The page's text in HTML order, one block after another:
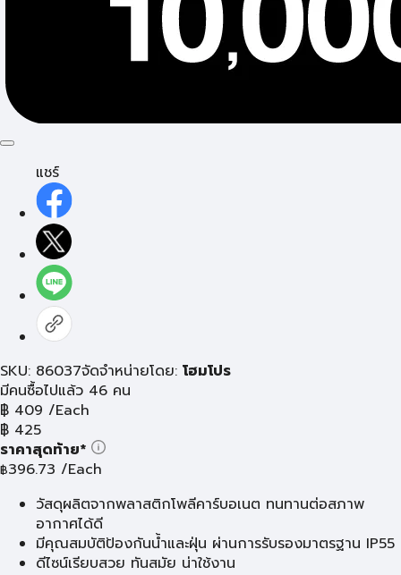
แชร์
SKU: 86037จัดจำหน่ายโดย: โฮมโปร
มีคนซื้อไปแล้ว 46 คน
฿ 409 /Each
฿ 425
ราคาสุดท้าย*
฿396.73 /Each
วัสดุผลิตจากพลาสติกโพลีคาร์บอเนต ทนทานต่อสภาพ
อากาศได้ดี
มีคุณสมบัติป้องกันน้ำและฝุ่น ผ่านการรับรองมาตรฐาน IP55
ดีไซน์เรียบสวย ทันสมัย น่าใช้งาน